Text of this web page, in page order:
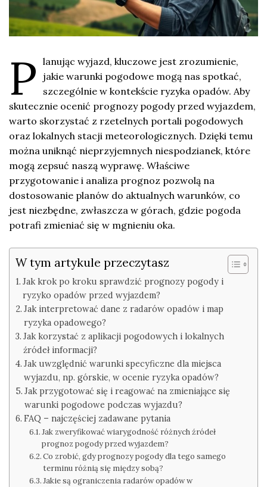
P lanując wyjazd, kluczowe jest zrozumienie,
jakie warunki pogodowe mogą nas spotkać,
szczególnie w kontekście ryzyka opadów. Aby
skutecznie ocenić prognozy pogody przed wyjazdem,
warto skorzystać z rzetelnych portali pogodowych
oraz lokalnych stacji meteorologicznych. Dzięki temu
można uniknąć nieprzyjemnych niespodzianek, które
mogą zepsuć naszą wyprawę. Właściwe
przygotowanie i analiza prognoz pozwolą na
dostosowanie planów do aktualnych warunków, co
jest niezbędne, zwłaszcza w górach, gdzie pogoda
potrafi zmieniać się w mgnieniu oka.
W tym artykule przeczytasz
Jak krok po kroku sprawdzić prognozy pogody i
ryzyko opadów przed wyjazdem?
Jak interpretować dane z radarów opadów i map
ryzyka opadowego?
Jak korzystać z aplikacji pogodowych i lokalnych
źródeł informacji?
Jak uwzględnić warunki specyficzne dla miejsca
wyjazdu, np. górskie, w ocenie ryzyka opadów?
Jak przygotować się i reagować na zmieniające się
warunki pogodowe podczas wyjazdu?
FAQ – najczęściej zadawane pytania
Jak zweryfikować wiarygodność różnych źródeł
prognoz pogody przed wyjazdem?
Co zrobić, gdy prognozy pogody dla tego samego
terminu różnią się między sobą?
Jakie są ograniczenia radarów opadów w